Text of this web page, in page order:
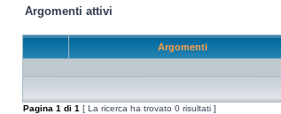
Argomenti attivi
Argomenti
Pagina 1 di 1 [ La ricerca ha trovato 0 risultati ]